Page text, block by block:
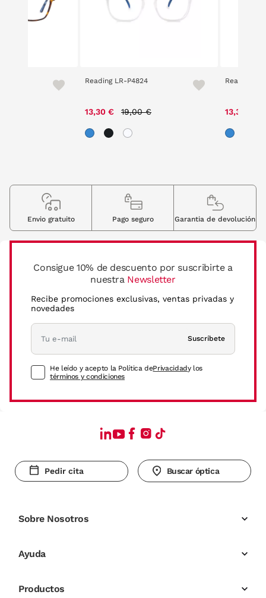
Reading LR-P4824
13,30 € 19,00 €
Reading
13,30 €
Consigue 10% de descuento por suscribirte a
nuestra Newsletter
Recibe promociones exclusivas, ventas privadas y
novedades
Suscríbete
He leído y acepto la Política dePrivacidady los
términos y condiciones
Envio gratuito Pago seguro Garantia de devolución
Pedir cita Buscar óptica
Sobre Nosotros
Ayuda
Productos